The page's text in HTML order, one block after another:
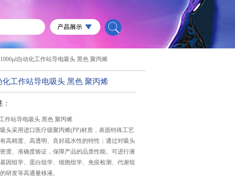
自动化工作站导电吸头 黑色 聚丙烯
化工作站导电吸头 黑色 聚丙烯
作站导电吸头 黑色 聚丙烯
头采用进口医疗级聚丙烯(PP)材质，表面特殊工艺
高精度、高透明、良好疏水性的特性；通过对吸头
度、准确度验证，保障产品的品质性能。可进行液
因组学、蛋白组学、细胞组学、免疫检测、代谢组
研发等高通量移液。